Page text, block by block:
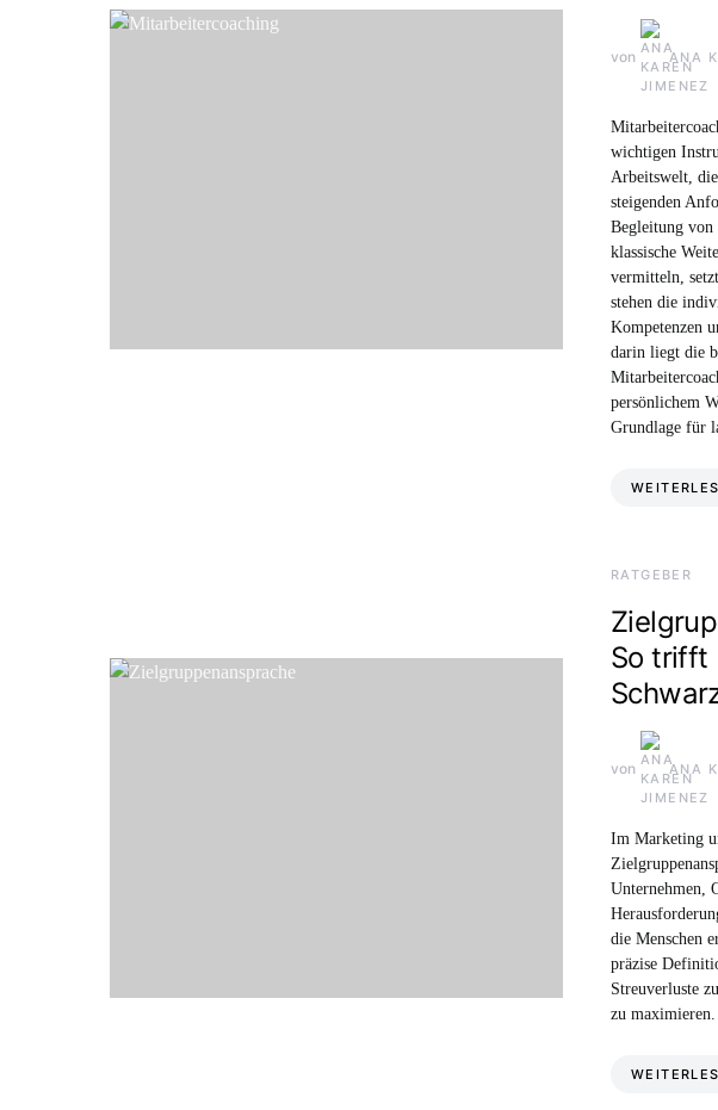
von ANA
wichtigen
Arbeitswelt,
steigenden
Begleitung von
klassische
vermitteln,
stehen die
Kompetenzen
darin liegt die
persönlichem
Grundlage für
RATGEBER
So trifft
von ANA
Im Marketing
Unternehmen,
die Menschen
präzise
Streuverluste
zu maximieren.